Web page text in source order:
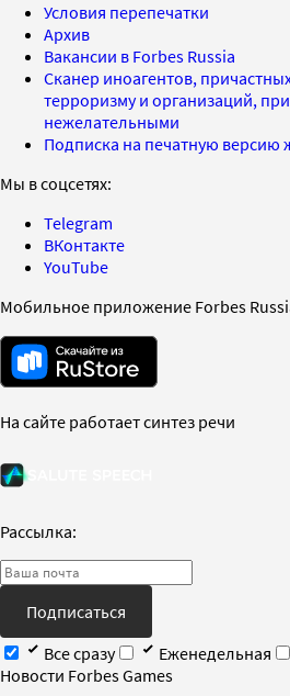
Условия перепечатки
Архив
Вакансии в Forbes Russia
Сканер иноагентов,
терроризму и организаций,
нежелательными
Подписка на печатную версию
Мы в соцсетях:
Telegram
ВКонтакте
YouTube
Мобильное приложение Forbes
На сайте работает синтез речи
Рассылка:
Подписаться
Все сразу
Еженедельная
Новости Forbes Games